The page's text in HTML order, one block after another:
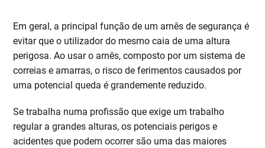
Em geral, a principal função de um arnês de segurança é
evitar que o utilizador do mesmo caia de uma altura
perigosa. Ao usar o arnês, composto por um sistema de
correias e amarras, o risco de ferimentos causados por
uma potencial queda é grandemente reduzido.
Se trabalha numa profissão que exige um trabalho
regular a grandes alturas, os potenciais perigos e
acidentes que podem ocorrer são uma das maiores